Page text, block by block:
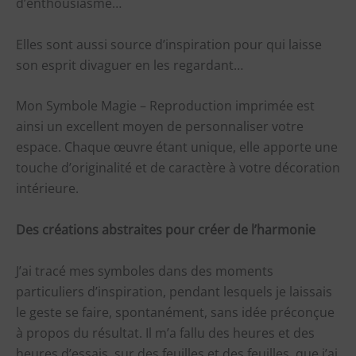
Elles sont aussi source d’inspiration pour qui laisse
son esprit divaguer en les regardant…
Mon Symbole Magie – Reproduction imprimée est
ainsi un excellent moyen de personnaliser votre
espace. Chaque œuvre étant unique, elle apporte une
touche d’originalité et de caractère à votre décoration
intérieure.
Des créations abstraites pour créer de l’harmonie
J’ai tracé mes symboles dans des moments
particuliers d’inspiration, pendant lesquels je laissais
le geste se faire, spontanément, sans idée préconçue
à propos du résultat. Il m’a fallu des heures et des